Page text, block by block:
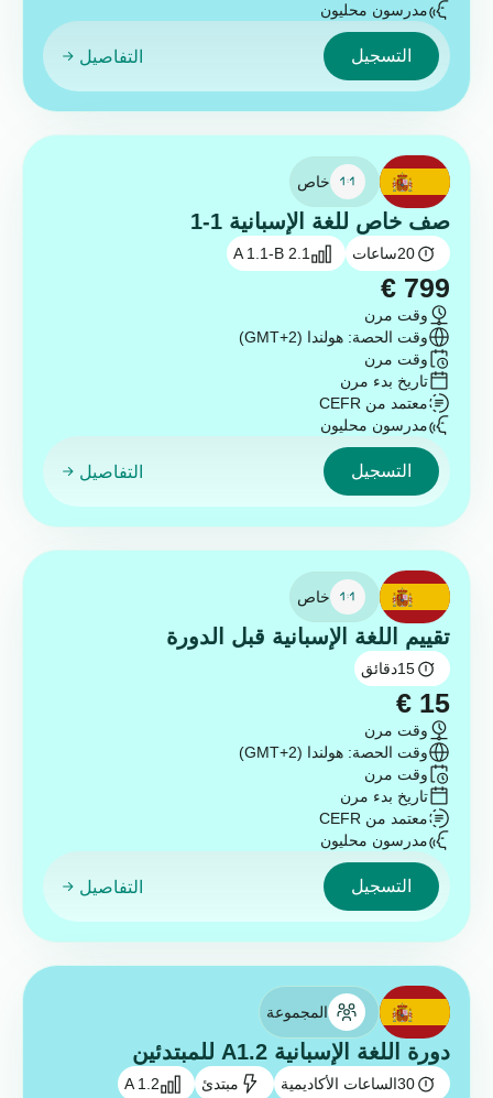
مدرسون محليون
التسجيل التفاصيل
خاص
صف خاص للغة الإسبانية 1-1
20ساعات A 1.1-B 2.1
€ 799
وقت مرن
وقت الحصة: هولندا (GMT+2)
وقت مرن
تاريخ بدء مرن
معتمد من CEFR
مدرسون محليون
التسجيل التفاصيل
خاص
تقييم اللغة الإسبانية قبل الدورة
15دقائق
€ 15
وقت مرن
وقت الحصة: هولندا (GMT+2)
وقت مرن
تاريخ بدء مرن
معتمد من CEFR
مدرسون محليون
التسجيل التفاصيل
المجموعة
دورة اللغة الإسبانية A1.2 للمبتدئين
30الساعات الأكاديمية مبتدئ A 1.2